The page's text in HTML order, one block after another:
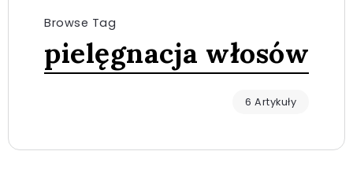
Browse Tag
pielęgnacja włosów
6 Artykuły